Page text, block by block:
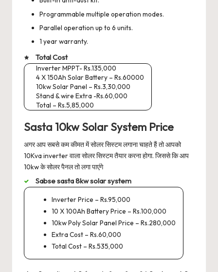
Programmable multiple operation modes.
Parallel operation up to 6 units.
1 year warranty.
Total Cost
Inverter MPPT- Rs.135,000
4 X 150Ah Solar Battery – Rs.60000
10kw Solar Panel – Rs.3,30,000
Stand & wire Extra -Rs.60,000
Total – Rs.5,85,000
Sasta 10kw Solar System Price
अगर आप सबसे कम कीमत में सोलर सिस्टम लगाना चाहते हैं तो आपको
10Kva inverter वाला सोलर सिस्टम तैयार करना होगा. जिससे कि आप
10kw के सोलर पैनल तो लगा पाएंगे
Sabse sasta 8kw solar system
Inverter Price – Rs.95,000
10 X 100Ah Battery Price – Rs.100,000
10kw Poly Solar Panel Price – Rs.280,000
Extra Cost – Rs.60,000
Total Cost – Rs.535,000